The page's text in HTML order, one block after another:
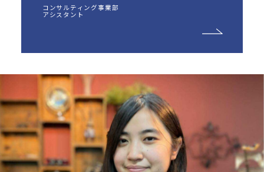
コンサルティング事業部
アシスタント